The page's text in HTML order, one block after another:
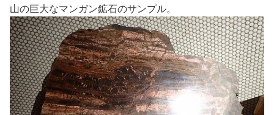
山の巨大なマンガン鉱石のサンプル。